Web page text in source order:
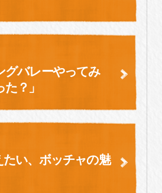
グバレーやってみ
？」
い、 ボッチャの魅